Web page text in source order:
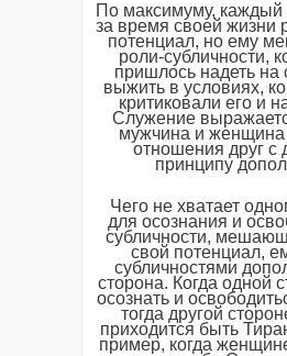
По максимуму, каждый
за время своей жизни
потенциал, но ему
роли-субличности,
пришлось надеть на
выжить в условиях,
критиковали его и
Служение
мужчина и женщина
отношения друг с
принципу
Чего не хватает
для осознания и
субличности,
свой потенциал,
субличностями
сторона. Когда одной
осознать и
тогда другой
приходится быть
пример, когда